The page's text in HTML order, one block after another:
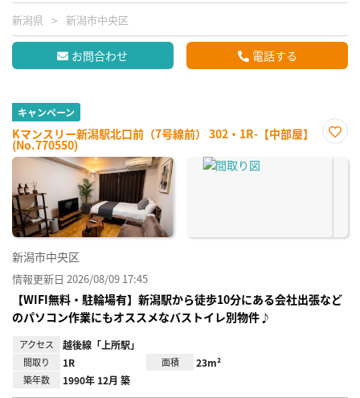
新潟県 新潟市中央区
お問合わせ 電話する
キャンペーン
Kマンスリー新潟駅北口前（7号線前） 302・1R-【中部屋】
(No.770550)
に入
新潟市中央区
情報更新日 2026/08/09 17:45
【WIFI無料・駐輪場有】新潟駅から徒歩10分にある会社出張など
のパソコン作業にもオススメなバストイレ別物件♪
アクセス 越後線「上所駅」
間取り 1R 面積 23m²
築年数 1990年 12月 築